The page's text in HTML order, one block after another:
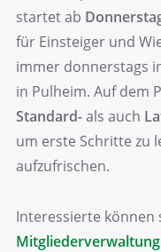
startet ab
für Einsteiger und
immer donnerstags
in Pulheim. Auf dem
Standard-als auch
um erste Schritte zu
aufzufrischen.
Interessierte können